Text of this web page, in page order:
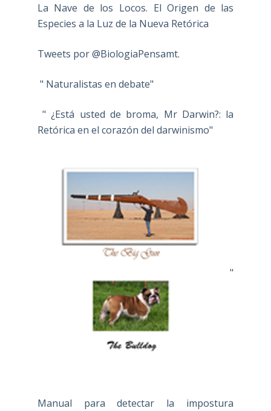
La Nave de los Locos. El Origen de las
Especies a la Luz de la Nueva Retórica
Tweets por @BiologiaPensamt.
" Naturalistas en debate"
" ¿Está usted de broma, Mr Darwin?: la
Retórica en el corazón del darwinismo"
"
Manual para detectar la impostura